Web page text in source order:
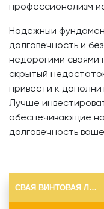
профессионализм
Надежный
долговечность и
недорогими сваями
скрытый
привести к
Лучше
обеспечивающие
долговечность
СВАЯ ВИНТОВАЯ ЛОПАСТНАЯ Ф73*5.5